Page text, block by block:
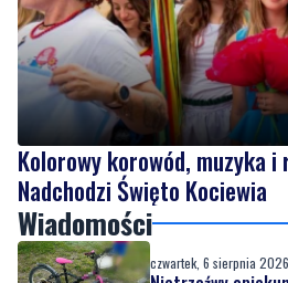
Kolorowy korowód, muzyka
Nadchodzi Święto Kociewia
Wiadomości
czwartek, 6 sierpnia 2026